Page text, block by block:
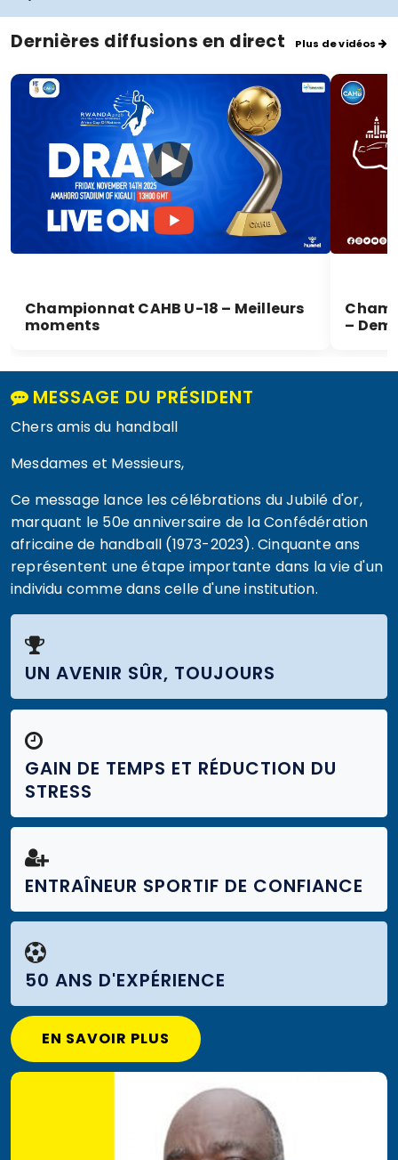
Dernières diffusions en direct Plus de vidéos
Championnat CAHB U-18 – Meilleurs
moments
–
MESSAGE DU PRÉSIDENT
Chers amis du handball
Mesdames et Messieurs,
Ce message lance les célébrations du Jubilé d'or,
marquant le 50e anniversaire de la Confédération
africaine de handball (1973-2023). Cinquante ans
représentent une étape importante dans la vie d'un
individu comme dans celle d'une institution.
UN AVENIR SÛR, TOUJOURS
GAIN DE TEMPS ET RÉDUCTION DU
STRESS
ENTRAÎNEUR SPORTIF DE CONFIANCE
50 ANS D'EXPÉRIENCE
EN SAVOIR PLUS